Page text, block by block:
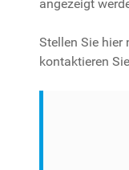
angezeigt
Stellen Sie hier
kontaktieren